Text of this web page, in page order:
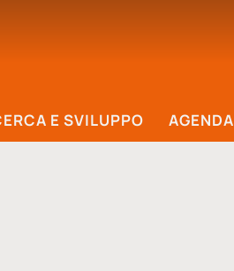
E SVILUPPO AGENDA